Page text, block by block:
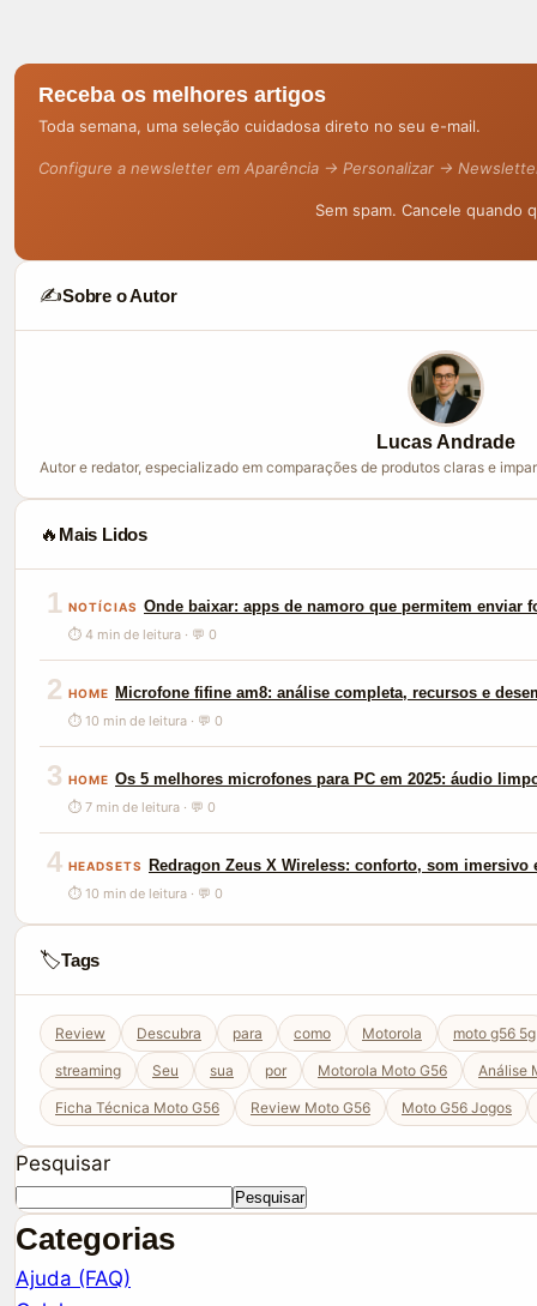
Receba os melhores artigos
Toda semana, uma seleção cuidadosa direto no seu e-mail.
Configure a newsletter em Aparência → Personalizar →
Sem spam. Cancele quando
✍️Sobre o Autor
Lucas Andrade
Autor e redator, especializado em comparações de produtos claras e
🔥 Mais Lidos
1 NOTÍCIAS Onde baixar: apps de namoro que permitem enviar
⏱ 4 min de leitura · 💬 0
2 HOME Microfone fifine am8: análise completa, recursos e
⏱ 10 min de leitura · 💬 0
3 HOME Os 5 melhores microfones para PC em 2025: áudio
⏱ 7 min de leitura · 💬 0
4 HEADSETS Redragon Zeus X Wireless: conforto, som
⏱ 10 min de leitura · 💬 0
🏷️Tags
Review Descubra para como Motorola moto g56 5g
streaming Seu sua por Motorola Moto G56 Análise
Ficha Técnica Moto G56 Review Moto G56 Moto G56 Jogos
Pesquisar
Pesquisar
Categorias
Ajuda (FAQ)